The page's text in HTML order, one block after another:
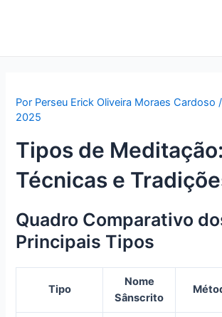
Por Perseu Erick Oliveira Moraes Cardoso
2025
Tipos de Meditação:
Técnicas e
Quadro Comparativo
Principais Tipos
Tipo
Nome
Sânscrito